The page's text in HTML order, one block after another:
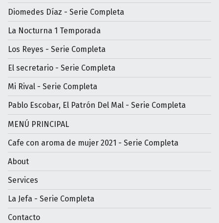
Diomedes Díaz - Serie Completa
La Nocturna 1 Temporada
Los Reyes - Serie Completa
El secretario - Serie Completa
Mi Rival - Serie Completa
Pablo Escobar, El Patrón Del Mal - Serie Completa
MENÚ PRINCIPAL
Cafe con aroma de mujer 2021 - Serie Completa
About
Services
La Jefa - Serie Completa
Contacto